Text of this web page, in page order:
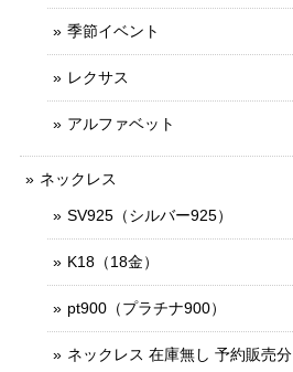
季節イベント
レクサス
アルファベット
ネックレス
SV925（シルバー925）
K18（18金）
pt900（プラチナ900）
ネックレス 在庫無し 予約販売分